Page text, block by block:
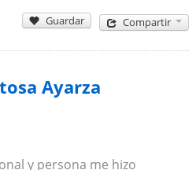
Guardar Compartir
Ayarza
y persona me hizo